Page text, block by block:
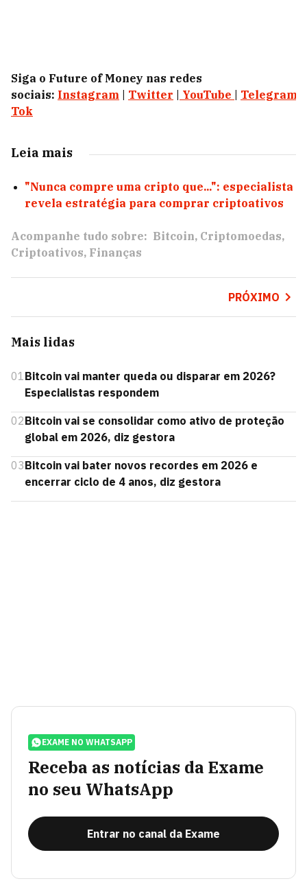
Siga o Future of Money nas redes
sociais: Instagram Twitter YouTube Telegram
Tok
Leia mais
"Nunca compre uma cripto que...": especialista
revela estratégia para comprar criptoativos
Acompanhe tudo sobre: Bitcoin Criptomoedas
Criptoativos Finanças
PRÓXIMO
Mais lidas
01Bitcoin vai manter queda ou disparar em 2026?
Especialistas respondem
02Bitcoin vai se consolidar como ativo de proteção
global em 2026, diz gestora
03Bitcoin vai bater novos recordes em 2026 e
encerrar ciclo de 4 anos, diz gestora
EXAME NO WHATSAPP
Receba as notícias da Exame
no seu WhatsApp
Entrar no canal da Exame